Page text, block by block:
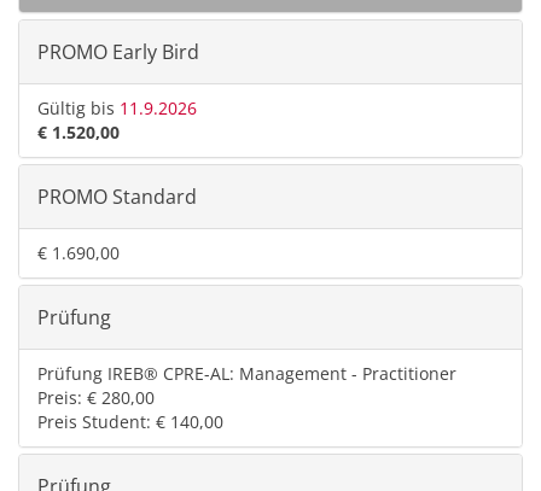
PROMO Early Bird
Gültig bis 11.9.2026
€ 1.520,00
PROMO Standard
€ 1.690,00
Prüfung
Prüfung IREB® CPRE-AL: Management - Practitioner
Preis: € 280,00
Preis Student: € 140,00